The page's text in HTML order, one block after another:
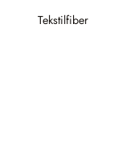
Tekstilfiber